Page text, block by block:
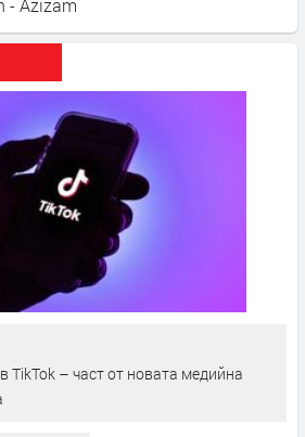
TikTok – част от новата медийна